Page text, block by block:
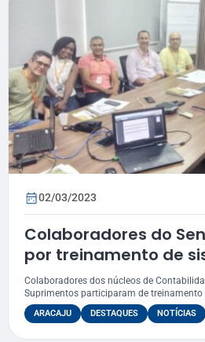
02/03/2023
Colaboradores do
por treinamento de
financeiro e
Colaboradores dos núcleos de
Suprimentos participaram de treinamento
ARACAJU DESTAQUES NOTÍCIAS